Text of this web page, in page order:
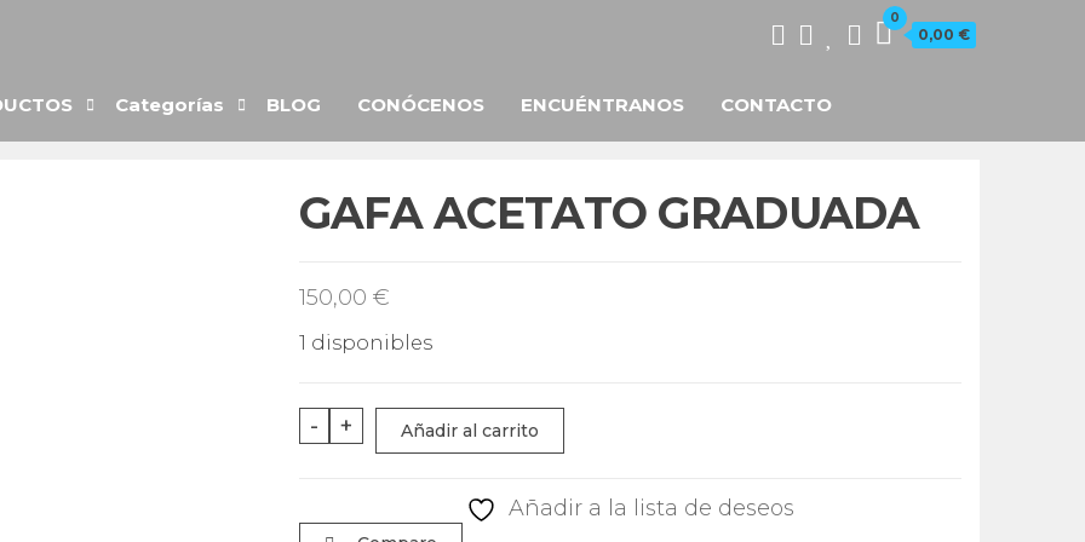
0
0,00 €
Categorías BLOG CONÓCENOS ENCUÉNTRANOS CONTACTO
GAFA ACETATO GRADUADA
150,00 €
1 disponibles
-
GAFA
ACETATO
cantidad
+ Añadir al carrito
Añadir a la lista de deseos